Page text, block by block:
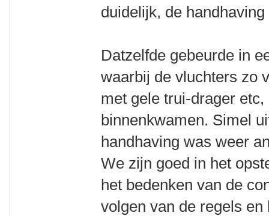
duidelijk, de
Datzelfde gebeurde in
waarbij de vluchters zo
met gele trui-drager
binnenkwamen. Simel
handhaving was weer
We zijn goed in het
het bedenken van de
volgen van de regels en